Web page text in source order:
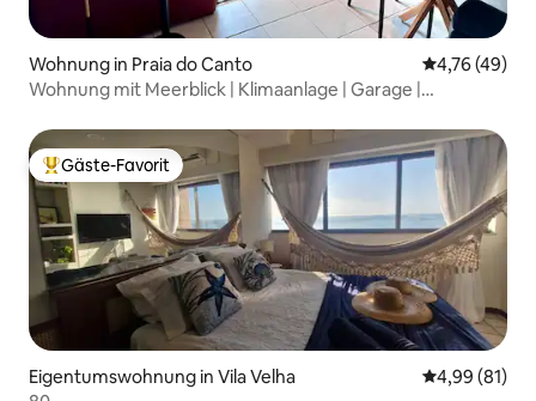
Wohnung in Praia do Canto
4,76 (49)
Wohnung mit Meerblick | Klimaanlage | Garage |
Beliebter Gäste-Favorit.
Gäste-Favorit
Eigentumswohnung in Vila Velha
4,99 (81)